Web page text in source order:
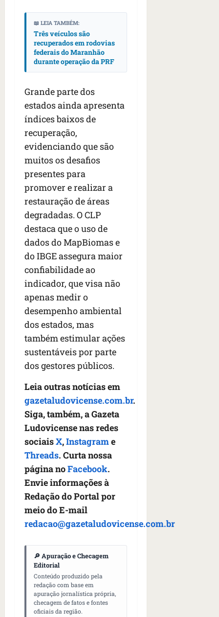
📖 LEIA TAMBÉM:
Três veículos são
recuperados em rodovias
federais do Maranhão
durante operação da PRF
Grande parte dos
estados ainda apresenta
índices baixos de
recuperação,
evidenciando que são
muitos os desafios
presentes para
promover e realizar a
restauração de áreas
degradadas. O CLP
destaca que o uso de
dados do MapBiomas e
do IBGE assegura maior
confiabilidade ao
indicador, que visa não
apenas medir o
desempenho ambiental
dos estados, mas
também estimular ações
sustentáveis por parte
dos gestores públicos.
Leia outras notícias em
gazetaludovicense.com.br.
Siga, também, a Gazeta
Ludovicense nas redes
sociaisX,Instagrame
Threads. Curta nossa
página noFacebook.
Envie informações à
Redação do Portal por
meio do E-mail
redacao@gazetaludovicense.com.br
🔎 Apuração e Checagem
Editorial
Conteúdo produzido pela
redação com base em
apuração jornalística própria,
checagem de fatos e fontes
oficiais da região.